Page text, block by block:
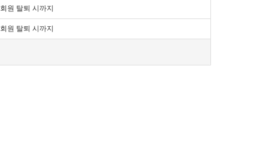
회원 탈퇴 시까지
회원 탈퇴 시까지